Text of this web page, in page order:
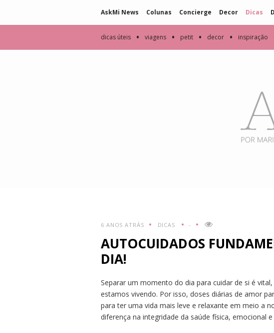
AskMi News Colunas Concierge Decor Dicas
dicas úteis • viagens • petit • decor • inspiração
6 ANOS ATRÁS DICAS -
AUTOCUIDADOS
DIA!
Separar um momento do dia para cuidar de si é
estamos vivendo. Por isso, doses diárias de amor
para ter uma vida mais leve e relaxante em meio a
diferença na integridade da saúde física, emocional